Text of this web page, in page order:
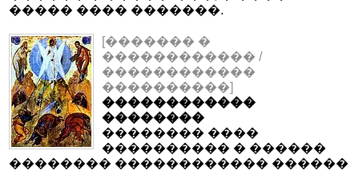
����� ���� �������.
[������� �
������������ /
������������
����������]
������������
��������
�������� ����
���������� � ������
�������� ������������ ������